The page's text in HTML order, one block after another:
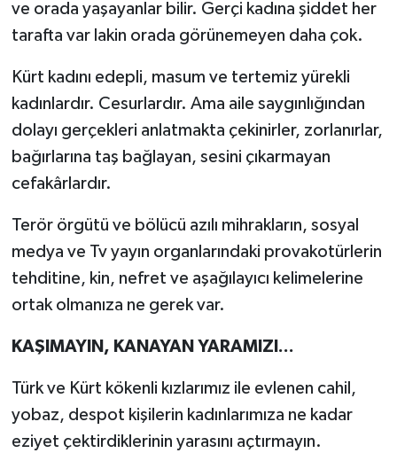
ve orada yaşayanlar bilir. Gerçi kadına şiddet her
tarafta var lakin orada görünemeyen daha çok.
Kürt kadını edepli, masum ve tertemiz yürekli
kadınlardır. Cesurlardır. Ama aile saygınlığından
dolayı gerçekleri anlatmakta çekinirler, zorlanırlar,
bağırlarına taş bağlayan, sesini çıkarmayan
cefakârlardır.
Terör örgütü ve bölücü azılı mihrakların, sosyal
medya ve Tv yayın organlarındaki provakotürlerin
tehditine, kin, nefret ve aşağılayıcı kelimelerine
ortak olmanıza ne gerek var.
KAŞIMAYIN, KANAYAN YARAMIZI...
Türk ve Kürt kökenli kızlarımız ile evlenen cahil,
yobaz, despot kişilerin kadınlarımıza ne kadar
eziyet çektirdiklerinin yarasını açtırmayın.